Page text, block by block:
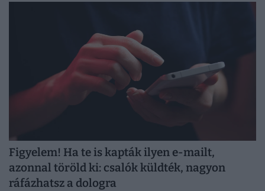
Figyelem! Ha te is kapták ilyen e-mailt,
azonnal töröld ki: csalók küldték, nagyon
ráfázhatsz a dologra